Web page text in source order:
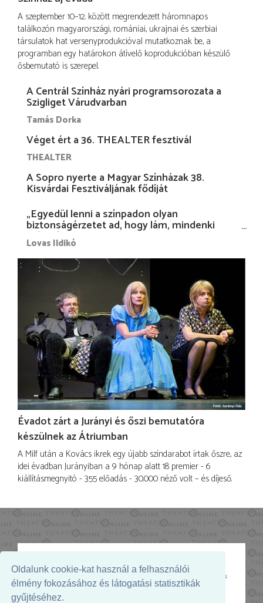
Oldalunk cookie-kat használ a felhasználói
élmény fokozásához és látogatási statisztikák
gyűjtéséhez.
A szeptember 10–12. között megrendezett háromnapos
találkozón magyarországi, romániai, ukrajnai és szerbiai
társulatok hat versenyprodukcióval mutatkoznak be, a
programban egy határokon átívelő koprodukcióban készülő
ősbemutató is szerepel.
A Centrál Színház nyári programsorozata a
Szigliget Várudvarban
Tamás Dorka
Véget ért a 36. THEALTER fesztivál
THEALTER
A Sopro nyerte a Magyar Színházak 38.
Kisvárdai Fesztiváljának fődíját
„Egyedül lenni a színpadon olyan
biztonságérzetet ad, hogy lám, mindenki
más nélkül is megvagyok magammal…”
Lovas Ildikó
Évadot zárt a Jurányi és őszi bemutatóra
készülnek az Átriumban
A Milf után a Kovács ikrek egy újabb színdarabot írtak őszre, az
idei évadban Jurányiban a 9 hónap alatt 18 premier - 6
kiállításmegnyitó - 355 előadás - 30.000 néző volt – és díjeső.
Az oldal megjelenését támogatja: